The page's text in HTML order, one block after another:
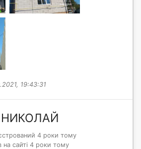
19:43:31
НИКОЛАЙ
4 роки тому
на сайті 4 роки тому